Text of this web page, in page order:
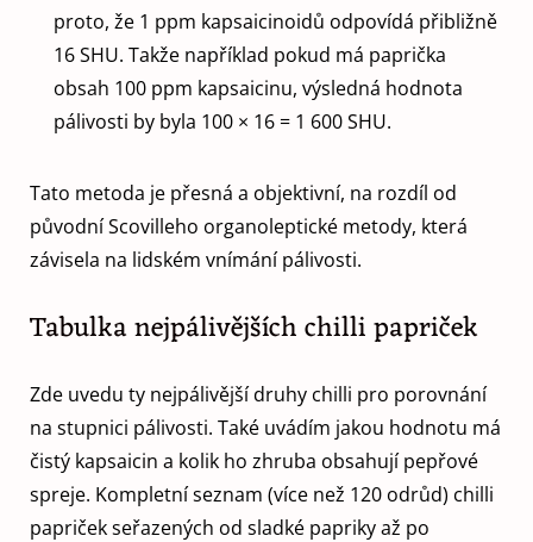
proto, že 1 ppm kapsaicinoidů odpovídá přibližně
16 SHU. Takže například pokud má paprička
obsah 100 ppm kapsaicinu, výsledná hodnota
pálivosti by byla 100 × 16 = 1 600 SHU.
Tato metoda je přesná a objektivní, na rozdíl od
původní Scovilleho organoleptické metody, která
závisela na lidském vnímání pálivosti.
Tabulka nejpálivějších chilli papriček
Zde uvedu ty nejpálivější druhy chilli pro porovnání
na stupnici pálivosti. Také uvádím jakou hodnotu má
čistý kapsaicin a kolik ho zhruba obsahují pepřové
spreje. Kompletní seznam (více než 120 odrůd) chilli
papriček seřazených od sladké papriky až po